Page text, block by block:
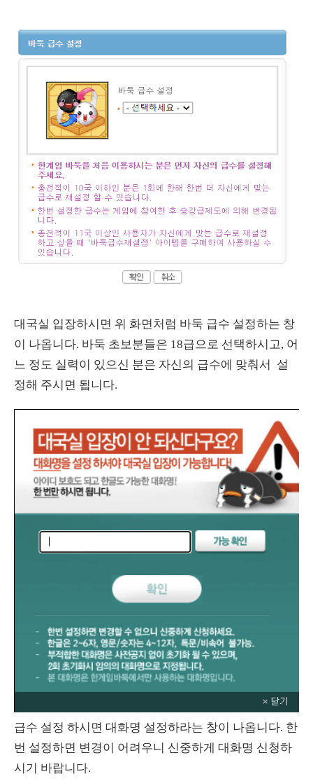
대국실 입장하시면 위 화면처럼 바둑 급수 설정하는 창
이 나옵니다. 바둑 초보분들은 18급으로 선택하시고, 어
느 정도 실력이 있으신 분은 자신의 급수에 맞춰서 설
정해 주시면 됩니다.
급수 설정 하시면 대화명 설정하라는 창이 나옵니다. 한
번 설정하면 변경이 어려우니 신중하게 대화명 신청하
시기 바랍니다.